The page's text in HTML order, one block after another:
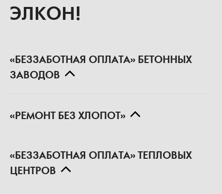
ЭЛКОН!
«БЕЗЗАБОТНАЯ ОПЛАТА» БЕТОННЫХ
ЗАВОДОВ
«РЕМОНТ БЕЗ ХЛОПОТ»
«БЕЗЗАБОТНАЯ ОПЛАТА» ТЕПЛОВЫХ
ЦЕНТРОВ